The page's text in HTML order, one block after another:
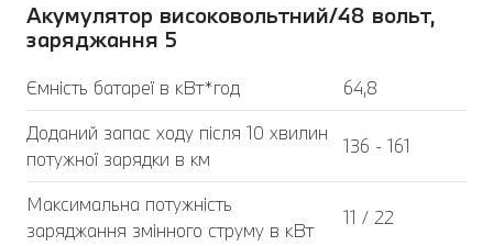
Акумулятор високовольтний/48 вольт,
заряджання 5
Ємність батареї в кВт*год
64,8
Доданий запас ходу після 10 хвилин
потужної зарядки в км
136 - 161
Максимальна потужність
заряджання змінного струму в кВт
11 / 22